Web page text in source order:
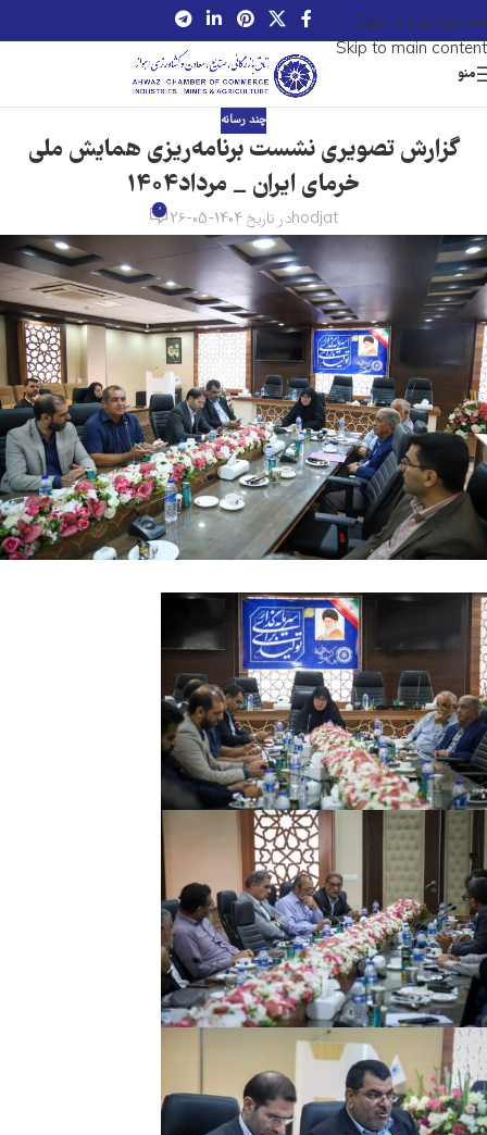
Skip to navigation
Skip to main content
منو
چند رسانه
گزارش تصویری نشست برنامه‌ریزی همایش ملی
خرمای ایران _ مرداد1404
hodjatدر تاریخ 1404-05-26 0